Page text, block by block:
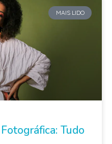
MAIS LIDO
Tudo